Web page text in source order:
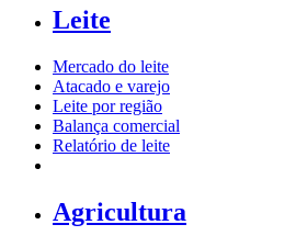
Leite
Mercado do leite
Atacado e varejo
Leite por região
Balança comercial
Relatório de leite
Agricultura